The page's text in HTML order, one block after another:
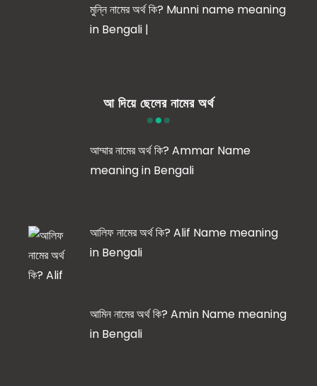
মুন্নি নামের অর্থ কি? Munni name meaning
in Bengali |
আ দিয়ে ছেলের নামের অর্থ
আম্মার নামের অর্থ কি? Ammar Name
meaning in Bengali
আলিফ নামের অর্থ কি? Alif Name meaning
in Bengali
আমিন নামের অর্থ কি? Amin Name meaning
in Bengali